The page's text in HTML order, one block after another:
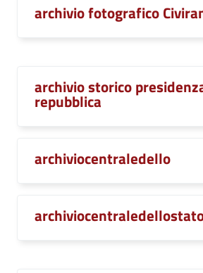
archivio fotografico
archivio storico
repubblica
archiviocentraledello